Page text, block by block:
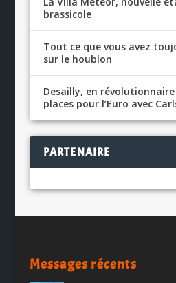
brassicole
Tout ce que vous avez
sur le houblon
Desailly, en
places pour l’Euro avec
PARTENAIRE
Messages récents